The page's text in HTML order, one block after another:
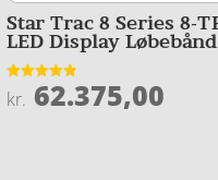
Star Trac 8 Series 8-
LED Display Løbebånd
Vurderet
4.8
kr. 62.375,00